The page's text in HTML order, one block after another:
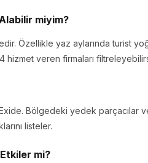
miyim?
Özellikle yaz aylarında turist
veren firmaları
Bölgedeki yedek parçacılar
listeler.
mi?